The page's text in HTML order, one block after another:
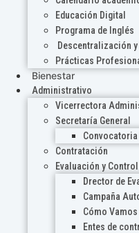
Educación Digital
Programa de Inglés
Descentralización
Prácticas
Bienestar
Administrativo
Vicerrectora
Secretaría General
Contratación
Evaluación y Control
Drector de
Campaña
Cómo Vamos
Entes de